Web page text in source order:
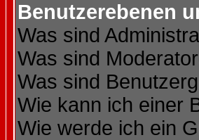
Benutzerebenen
Was sind
Was sind
Was sind
Wie kann ich einer
Wie werde ich ein